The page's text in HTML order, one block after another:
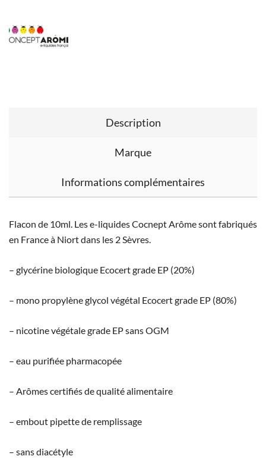
Description
Marque
Informations complémentaires
Flacon de 10ml. Les e-liquides Cocnept Arôme sont fabriqués
en France à Niort dans les 2 Sèvres.
– glycérine biologique Ecocert grade EP (20%)
– mono propylène glycol végétal Ecocert grade EP (80%)
– nicotine végétale grade EP sans OGM
– eau purifiée pharmacopée
– Arômes certifiés de qualité alimentaire
– embout pipette de remplissage
– sans diacétyle